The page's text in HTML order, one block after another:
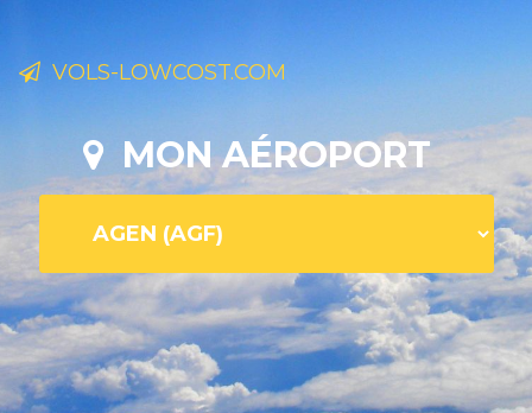
VOLS-LOWCOST.COM
MON AÉROPORT